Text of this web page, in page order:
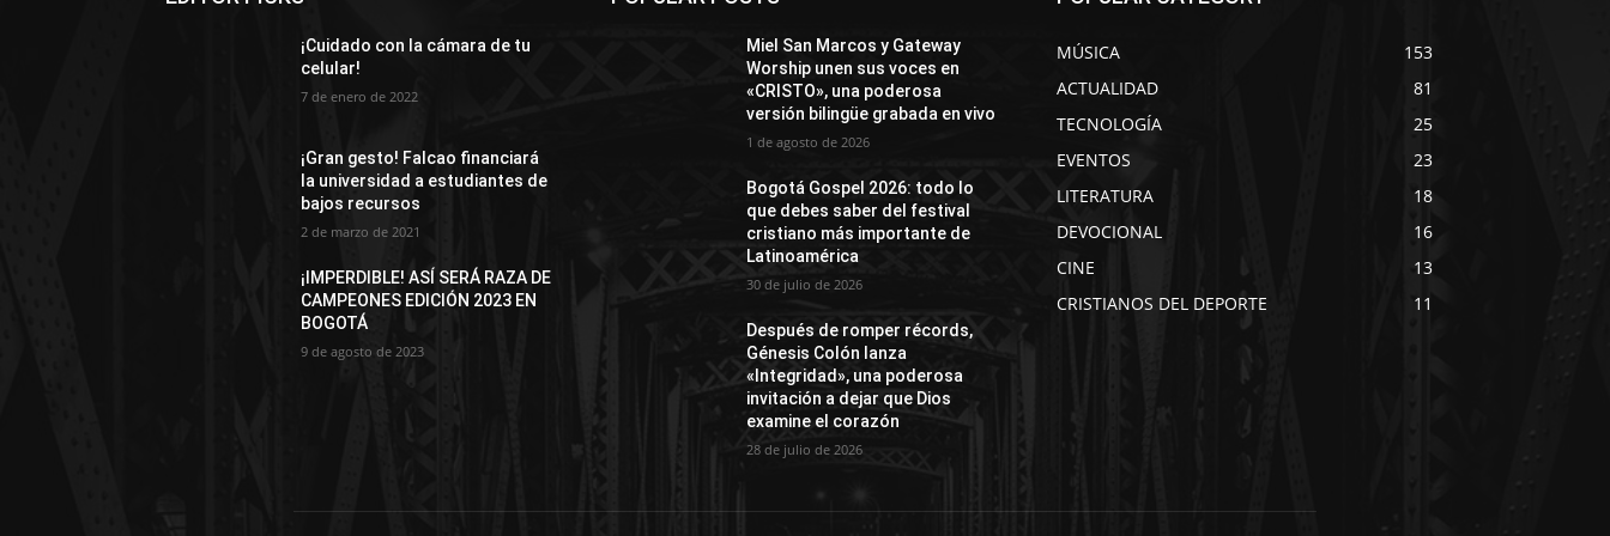
¡Cuidado con la cámara de tu
celular!
7 de enero de 2022
¡Gran gesto! Falcao financiará
la universidad a estudiantes de
bajos recursos
2 de marzo de 2021
¡IMPERDIBLE! ASÍ SERÁ RAZA DE
CAMPEONES EDICIÓN 2023 EN
BOGOTÁ
9 de agosto de 2023
Miel San Marcos y Gateway
Worship unen sus voces en
«CRISTO», una poderosa
versión bilingüe grabada en vivo
1 de agosto de 2026
Bogotá Gospel 2026: todo lo
que debes saber del festival
cristiano más importante de
Latinoamérica
30 de julio de 2026
Después de romper récords,
Génesis Colón lanza
«Integridad», una poderosa
invitación a dejar que Dios
examine el corazón
28 de julio de 2026
MÚSICA
153
ACTUALIDAD
81
TECNOLOGÍA
25
EVENTOS
23
LITERATURA
18
DEVOCIONAL
16
CINE
13
CRISTIANOS DEL DEPORTE
11